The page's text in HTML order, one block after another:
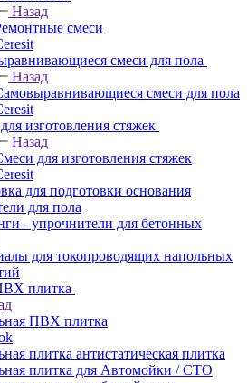
Назад
смеси
смеси для пола
Назад
смеси для пола
изготовления стяжек
Назад
для изготовления стяжек
для подготовки основания
для пола
- упрочнители для бетонных
для токопроводящих напольных
плитка
ПВХ плитка
плитка антистатическая плитка
плитка для Автомойки / СТО